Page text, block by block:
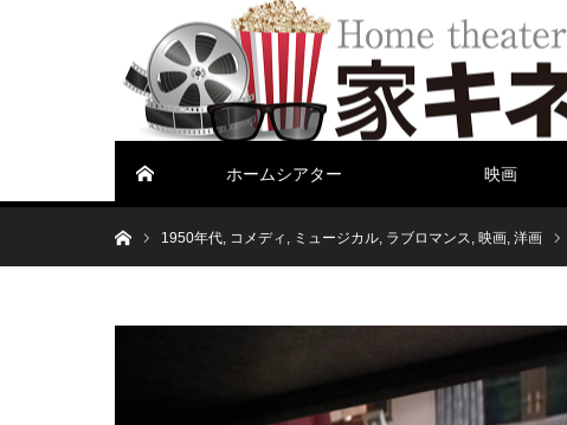
ホームシアター 映画
ホーム1950年代, コメディ , ミュージカル, ラブロマンス, 映画, 洋画